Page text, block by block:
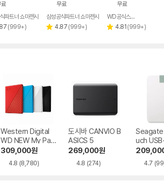
파트너 쇼마젠시
리
(999+)
무료
삼성공식파트너 쇼마젠시
별 4.87 리
(999+)
무료
페이
WD공식스토어
별 4.81 리
(999+)
Western Digital
WD NEW My Pas
sport Gen3
309,000원
4.8 (8,780)
도시바 CANVIO B
ASICS 5
269,000원
4.8 (274)
uch
복구
4.7